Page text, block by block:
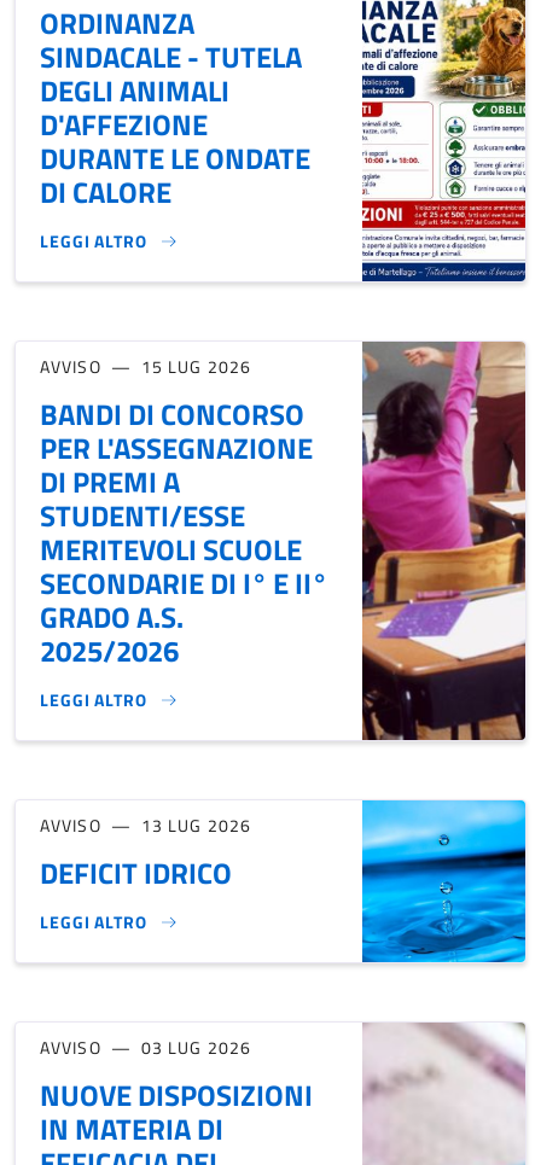
ORDINANZA
SINDACALE - TUTELA
DEGLI ANIMALI
D'AFFEZIONE
DURANTE LE ONDATE
DI CALORE
LEGGI ALTRO
ORDINANZA SINDACALE - TUTELA DEGLI ANIMALI
AVVISO 15 LUG 2026
BANDI DI CONCORSO
PER L'ASSEGNAZIONE
DI PREMI A
STUDENTI/ESSE
MERITEVOLI SCUOLE
SECONDARIE DI I° E II°
GRADO A.S.
2025/2026
LEGGI ALTRO
BANDI DI CONCORSO PER L'ASSEGNAZIONE DI PREMI A
AVVISO 13 LUG 2026
DEFICIT IDRICO
LEGGI ALTRO
DEFICIT IDRICO}
AVVISO 03 LUG 2026
NUOVE DISPOSIZIONI
IN MATERIA DI